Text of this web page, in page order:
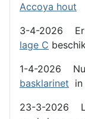
Accoya hout
3-4-2026 Er
lage C
1-4-2026 Nu
basklarinet in
23-3-2026